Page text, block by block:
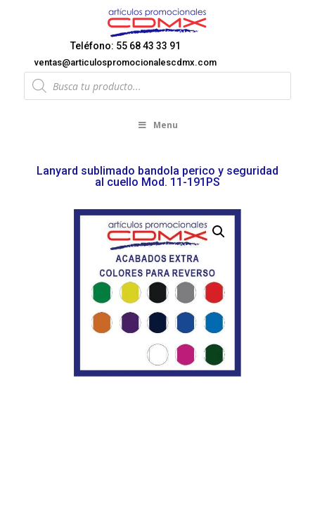
Teléfono: 55 68 43 33 91
ventas@articulospromocionalescdmx.com
Products
search
Menu
Lanyard sublimado bandola perico y seguridad
al cuello Mod. 11-191PS